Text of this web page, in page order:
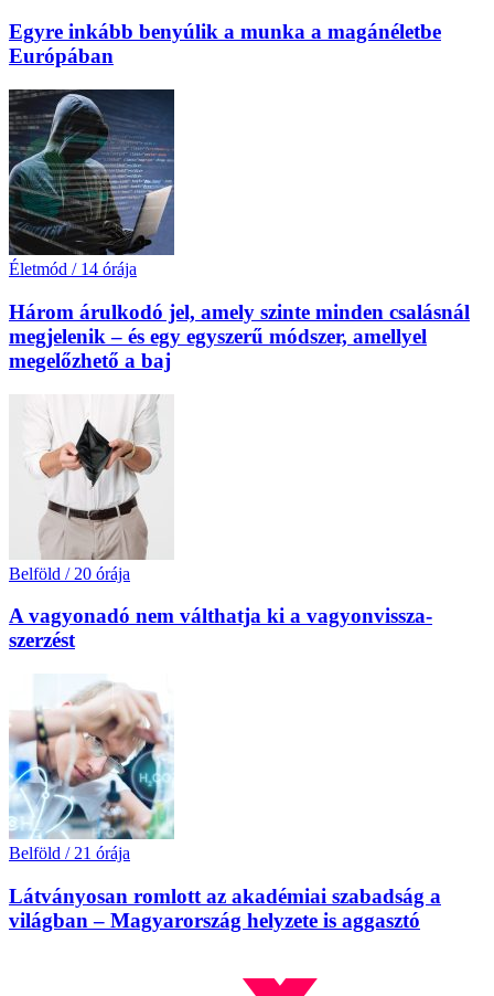
Egyre inkább benyúlik a munka a magánéletbe
Európában
Életmód / 14 órája
Három árulkodó jel, amely szinte minden csalásnál
megjelenik – és egy egyszerű módszer, amellyel
megelőzhető a baj
Belföld / 20 órája
A vagyonadó nem válthatja ki a vagyon­vissza­
szerzést
Belföld / 21 órája
Látványosan romlott az akadémiai szabadság a
világban – Magyarország helyzete is aggasztó